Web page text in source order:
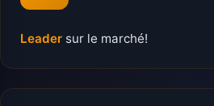
Leader sur le marché!